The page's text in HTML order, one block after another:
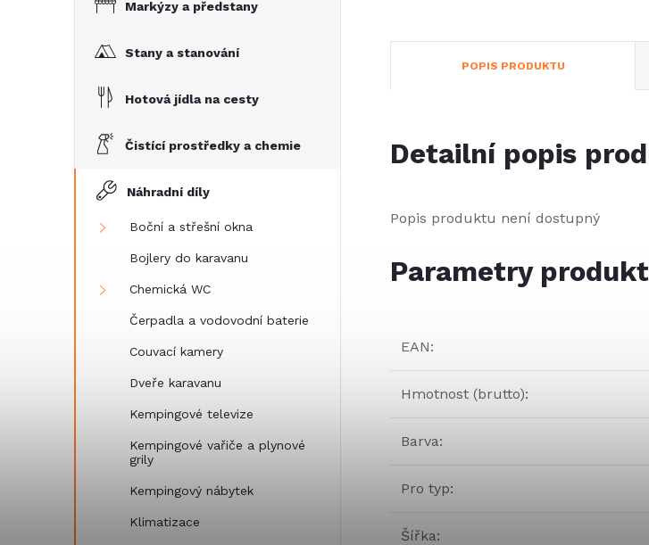
Markýzy a předstany
Stany a stanování
Hotová jídla na cesty
Čistící prostředky a chemie
Náhradní díly
Boční a střešní okna
Bojlery do karavanu
Chemická WC
Čerpadla a vodovodní baterie
Couvací kamery
Dveře karavanu
Kempingové televize
Kempingové vařiče a plynové
grily
Kempingový nábytek
Klimatizace
POPIS PRODUKTU
Detailní popis
Popis produktu není dostupný
Parametry
EAN:
Hmotnost (brutto):
Barva:
Pro typ:
Šířka: